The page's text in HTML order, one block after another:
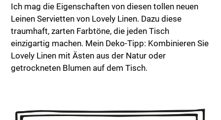
Ich mag die Eigenschaften von diesen tollen neuen
Leinen Servietten von Lovely Linen. Dazu diese
traumhaft, zarten Farbtöne, die jeden Tisch
einzigartig machen. Mein Deko-Tipp: Kombinieren Sie
Lovely Linen mit Ästen aus der Natur oder
getrockneten Blumen auf dem Tisch.